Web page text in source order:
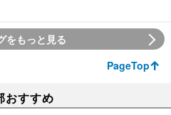
をもっと見る
PageTop
おすすめ